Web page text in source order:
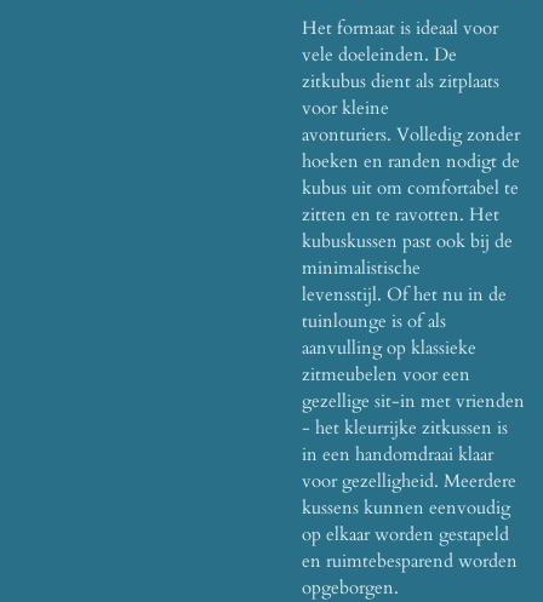
Het formaat is ideaal voor
vele doeleinden. De
zitkubus dient als zitplaats
voor kleine
avonturiers. Volledig zonder
hoeken en randen nodigt de
kubus uit om comfortabel te
zitten en te ravotten. Het
kubuskussen past ook bij de
minimalistische
levensstijl. Of het nu in de
tuinlounge is of als
aanvulling op klassieke
zitmeubelen voor een
gezellige sit-in met vrienden
- het kleurrijke zitkussen is
in een handomdraai klaar
voor gezelligheid. Meerdere
kussens kunnen eenvoudig
op elkaar worden gestapeld
en ruimtebesparend worden
opgeborgen.